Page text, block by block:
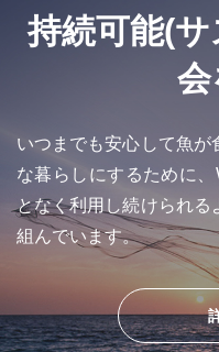
持続可能(
会
いつまでも安心して魚が
な暮らしにするために
となく利用し続けられる
組んでいます。